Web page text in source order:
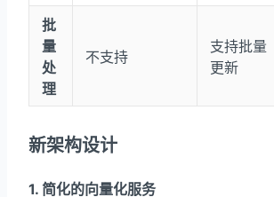
批
量
处
理
不支持
支持批量
更新
新架构设计
1. 简化的向量化服务